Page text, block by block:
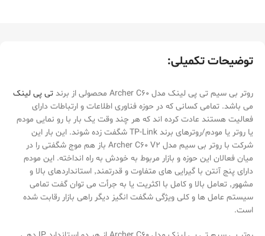
توضیحات تکمیلی:
روتر بی سیم تی پی لینک مدل Archer C60 محصولی از برند
تی پی لینک
می باشد. تمامی کسانی که در حوزه فناوری اطلاعات و ارتباطات دارای
فعالیت هستند عادت کرده اند که هر چند وقت یک بار با رو نمایی مودم
یا روتر یا مودم/روترهای برند TP-Link شگفت زده شوند. این بار این
شرکت با روتر بی سیم مدل Archer C60 V2 باز هم موج شگفتی را در
میان فعالان این حوزه و بازار مربوط به خودش به راه انداخته. این مودم
دارای پنج آنتن با گیرایی های متفاوت و قدرتمند٬ استانداردهای بالا و
مشهور٬ تعامل بالا و کامل با اکثریت یا به جرأت می توان گفت تمامی
سیستم عامل ها و کلی ویژگی شگفت انگیز دیگر راهی بازار رقابت شده
است.